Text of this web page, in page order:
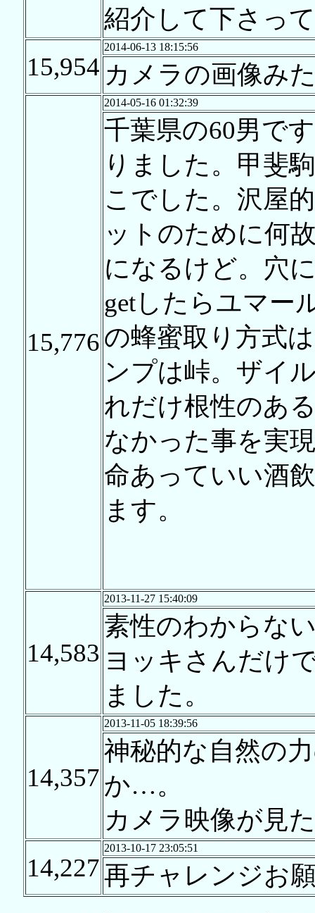
紹介して下さっ
15,954
2014-06-13 18:15:56
カメラの画像み
15,776
2014-05-16 01:32:39
千葉県の60男で
りました。甲斐
こでした。沢屋
ットのために何
になるけど。穴
getしたらユマー
の蜂蜜取り方式
ンプは峠。ザイ
れだけ根性のあ
なかった事を実
命あっていい酒
ます。
14,583
2013-11-27 15:40:09
素性のわからな
ヨッキさんだけ
ました。
14,357
2013-11-05 18:39:56
神秘的な自然の
か…。
カメラ映像が見
14,227
2013-10-17 23:05:51
再チャレンジお